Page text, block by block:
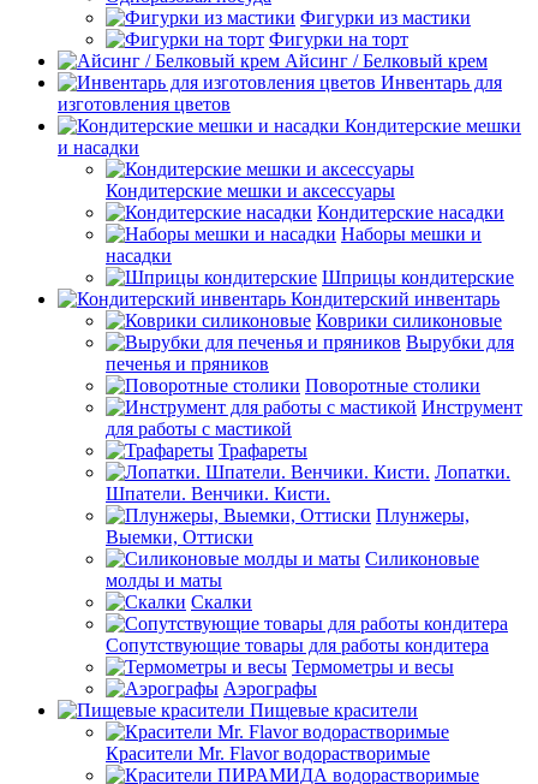
Фигурки из мастики
Фигурки на торт
Айсинг / Белковый крем
Инвентарь для
изготовления цветов
Кондитерские мешки
и насадки
Кондитерские мешки и аксессуары
Кондитерские насадки
Наборы мешки и
насадки
Шприцы кондитерские
Кондитерский инвентарь
Коврики силиконовые
Вырубки для
печенья и пряников
Поворотные столики
Инструмент
для работы с мастикой
Трафареты
Лопатки.
Шпатели. Венчики. Кисти.
Плунжеры,
Выемки, Оттиски
Силиконовые
молды и маты
Скалки
Сопутствующие товары для работы кондитера
Термометры и весы
Аэрографы
Пищевые красители
Красители Mr. Flavor водорастворимые